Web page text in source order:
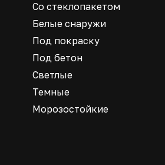
Со стеклопакетом
Белые снаружи
Под покраску
Под бетон
Светлые
Темные
Морозостойкие